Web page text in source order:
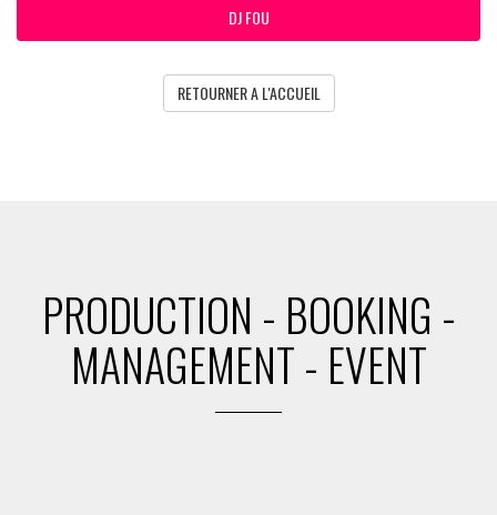
DJ FOU
RETOURNER A L'ACCUEIL
PRODUCTION - BOOKING -
MANAGEMENT - EVENT